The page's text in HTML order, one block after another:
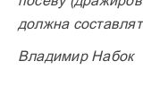
должна
Владимир Набок